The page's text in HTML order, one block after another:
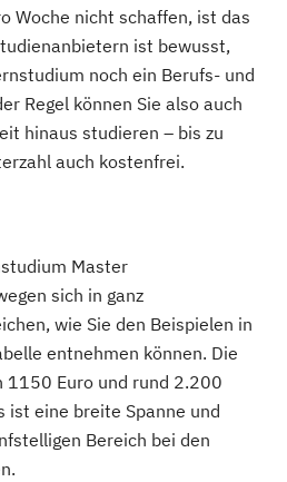
Woche nicht schaffen, ist das
ist bewusst,
noch ein Berufs- und
Regel können Sie also auch
hinaus studieren – bis zu
auch kostenfrei.
Master
sich in ganz
wie Sie den Beispielen in
entnehmen können. Die
1150 Euro und rund 2.200
ist eine breite Spanne und
Bereich bei den